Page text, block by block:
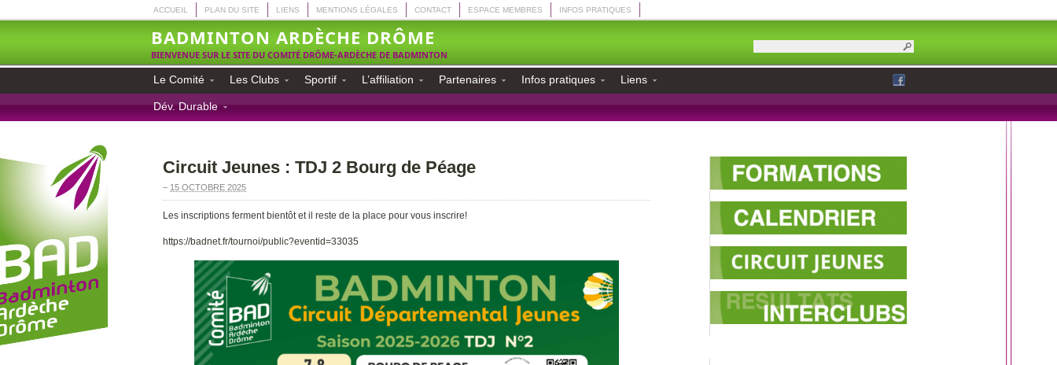
ACCUEIL PLAN DU SITE LIENS MENTIONS LÉGALES CONTACT ESPACE MEMBRES INFOS PRATIQUES
BADMINTON ARDÈCHE DRÔME
BIENVENUE SUR LE SITE DU COMITÉ DRÔME-ARDÈCHE DE BADMINTON
Le Comité Les Clubs Sportif L’affiliation Partenaires Infos pratiques Liens
Dév. Durable
Circuit Jeunes : TDJ 2 Bourg de Péage
– 15 OCTOBRE 2025
Les inscriptions ferment bientôt et il reste de la place pour vous inscrire!
https://badnet.fr/tournoi/public?eventid=33035